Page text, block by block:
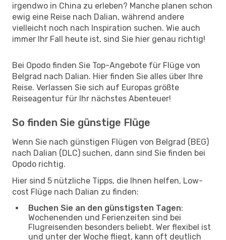
irgendwo in China zu erleben? Manche planen schon
ewig eine Reise nach Dalian, während andere
vielleicht noch nach Inspiration suchen. Wie auch
immer Ihr Fall heute ist, sind Sie hier genau richtig!
Bei Opodo finden Sie Top-Angebote für Flüge von
Belgrad nach Dalian. Hier finden Sie alles über Ihre
Reise. Verlassen Sie sich auf Europas größte
Reiseagentur für Ihr nächstes Abenteuer!
So finden Sie günstige Flüge
Wenn Sie nach günstigen Flügen von Belgrad (BEG)
nach Dalian (DLC) suchen, dann sind Sie finden bei
Opodo richtig.
Hier sind 5 nützliche Tipps, die Ihnen helfen, Low-
cost Flüge nach Dalian zu finden:
Buchen Sie an den günstigsten Tagen:
Wochenenden und Ferienzeiten sind bei
Flugreisenden besonders beliebt. Wer flexibel ist
und unter der Woche fliegt, kann oft deutlich